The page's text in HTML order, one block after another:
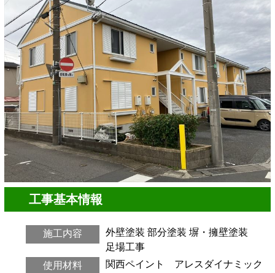
工事基本情報
施工内容 外壁塗装 部分塗装 塀・擁壁塗装
足場工事
使用材料
関西ペイント アレスダイナミック